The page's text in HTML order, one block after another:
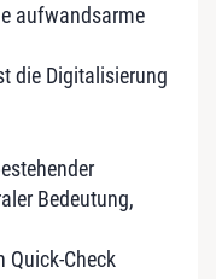
aufwandsarme
die Digitalisierung
Bedeutung,
Quick-Check